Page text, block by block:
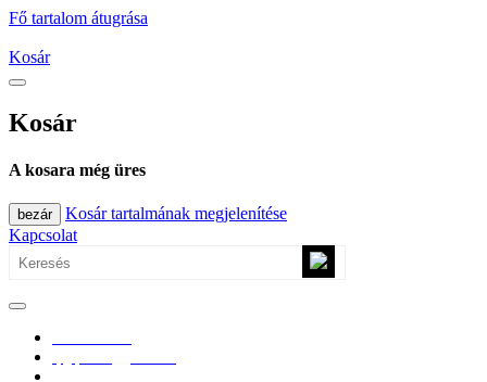
Fő tartalom átugrása
Kosár
Kosár
A kosara még üres
bezár
Kosár tartalmának megjelenítése
Kapcsolat